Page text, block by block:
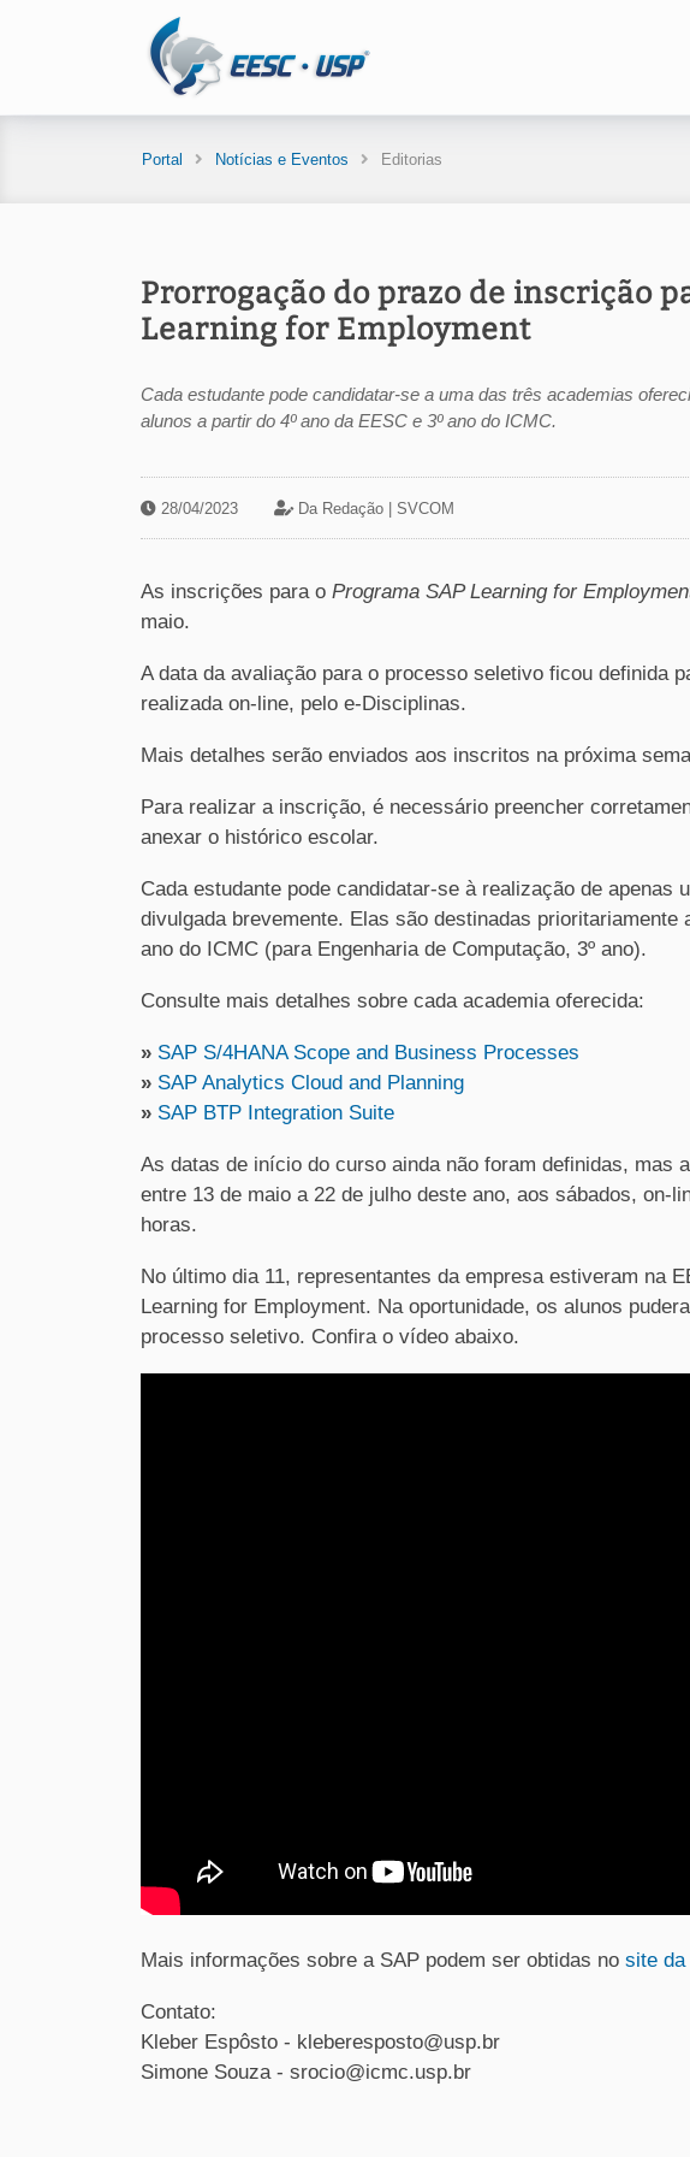
Portal Notícias e Eventos Editorias
Prorrogação do prazo de inscrição
Learning for Employment
Cada estudante pode candidatar-se a uma das três academias
alunos a partir do 4º ano da EESC e 3º ano do ICMC.
28/04/2023 Da Redação | SVCOM
As inscrições para o Programa SAP Learning for
maio.
A data da avaliação para o processo seletivo ficou definida
realizada on-line, pelo e-Disciplinas.
Mais detalhes serão enviados aos inscritos na próxima
Para realizar a inscrição, é necessário preencher
anexar o histórico escolar.
Cada estudante pode candidatar-se à realização de apenas
divulgada brevemente. Elas são destinadas prioritariamente
ano do ICMC (para Engenharia de Computação, 3º ano).
Consulte mais detalhes sobre cada academia oferecida:
» SAP S/4HANA Scope and Business Processes
» SAP Analytics Cloud and Planning
» SAP BTP Integration Suite
As datas de início do curso ainda não foram definidas, mas
entre 13 de maio a 22 de julho deste ano, aos sábados, on-
horas.
No último dia 11, representantes da empresa estiveram na
Learning for Employment. Na oportunidade, os alunos
processo seletivo. Confira o vídeo abaixo.
Mais informações sobre a SAP podem ser obtidas no site da
Contato:
Kleber Espôsto - kleberesposto@usp.br
Simone Souza - srocio@icmc.usp.br